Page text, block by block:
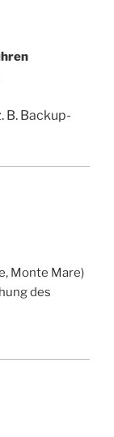
B. Backup-
Monte Mare)
des